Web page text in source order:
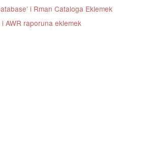
i Rman Cataloga Eklemek
AWR raporuna eklemek